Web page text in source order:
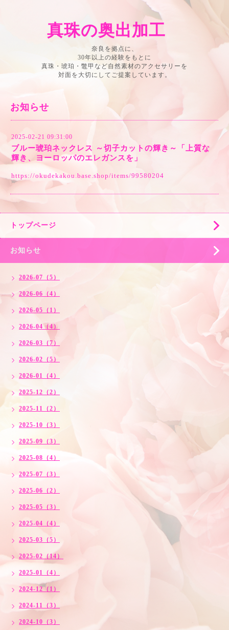
真珠の奥出加工
奈良を拠点に、
30年以上の経験をもとに
真珠・琥珀・鼈甲など自然素材のアクセサリーを
対面を大切にしてご提案しています。
お知らせ
2025-02-21 09:31:00
ブルー琥珀ネックレス ～切子カットの輝き～「上質な
輝き、ヨーロッパのエレガンスを」
https://okudekakou.base.shop/items/99580204
トップページ
お知らせ
2026-07（5）
2026-06（4）
2026-05（1）
2026-04（4）
2026-03（7）
2026-02（5）
2026-01（4）
2025-12（2）
2025-11（2）
2025-10（3）
2025-09（3）
2025-08（4）
2025-07（3）
2025-06（2）
2025-05（3）
2025-04（4）
2025-03（5）
2025-02（14）
2025-01（4）
2024-12（1）
2024-11（3）
2024-10（3）